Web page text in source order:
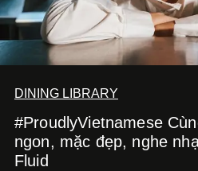
DINING LIBRARY
#ProudlyVietnamese
ngon, mặc đẹp, nghe
Fluid